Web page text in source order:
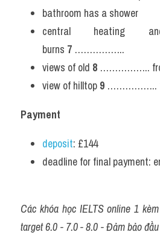
bathroom has a shower
central heating
burns 7 ……………..
views of old 8 ……………..
view of hilltop 9 ……………..
Payment
deposit: £144
deadline for final payment:
Các khóa học IELTS online 1
target 6.0 - 7.0 - 8.0 - Đảm bảo